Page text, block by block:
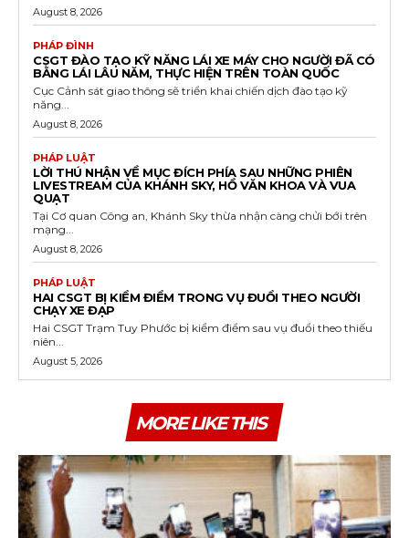
August 8, 2026
PHÁP ĐÌNH
CSGT ĐÀO TẠO KỸ NĂNG LÁI XE MÁY CHO NGƯỜI ĐÃ CÓ
BẰNG LÁI LÂU NĂM, THỰC HIỆN TRÊN TOÀN QUỐC
Cục Cảnh sát giao thông sẽ triển khai chiến dịch đào tạo kỹ
năng...
August 8, 2026
PHÁP LUẬT
LỜI THÚ NHẬN VỀ MỤC ĐÍCH PHÍA SAU NHỮNG PHIÊN
LIVESTREAM CỦA KHÁNH SKY, HỒ VĂN KHOA VÀ VUA
QUẠT
Tại Cơ quan Công an, Khánh Sky thừa nhận càng chửi bới trên
mạng...
August 8, 2026
PHÁP LUẬT
HAI CSGT BỊ KIỂM ĐIỂM TRONG VỤ ĐUỔI THEO NGƯỜI
CHẠY XE ĐẠP
Hai CSGT Trạm Tuy Phước bị kiểm điểm sau vụ đuổi theo thiếu
niên...
August 5, 2026
MORE LIKE THIS